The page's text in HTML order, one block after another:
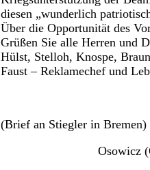
diesen „wunderlich
Über die Opportunität des
Grüßen Sie alle Herren und
Hülst, Stelloh, Knospe,
Faust – Reklamechef und
(Brief an Stiegler in Bremen)
Osowicz